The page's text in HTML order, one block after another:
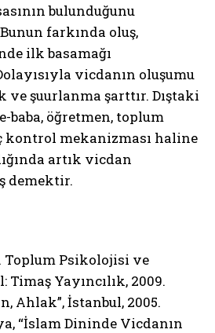
ABONE OL
okudum, onaylıyorum.
bulunduğunu
farkında oluş,
ilk basamağı
vicdanın oluşumu
şuurlanma şarttır. Dıştaki
baba, öğretmen, toplum
kontrol mekanizması haline
artık vicdan
demektir.
Toplum Psikolojisi ve
Yayıncılık, 2009.
Ahlak”, İstanbul, 2005.
“İslam Dininde Vicdanın